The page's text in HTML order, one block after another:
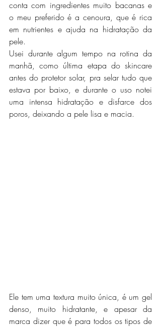
conta com ingredientes muito bacanas e
o meu preferido é a cenoura, que é rica
em nutrientes e ajuda na hidratação da
pele.
Usei durante algum tempo na rotina da
manhã, como última etapa do skincare
antes do protetor solar, pra selar tudo que
estava por baixo, e durante o uso notei
uma intensa hidratação e disfarce dos
poros, deixando a pele lisa e macia.
Ele tem uma textura muito única, é um gel
denso, muito hidratante, e apesar da
marca dizer que é para todos os tipos de